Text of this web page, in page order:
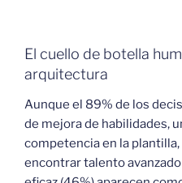
El cuello de botella
arquitectura
Aunque el 89% de los
de mejora de habilidades,
competencia en la
encontrar talento